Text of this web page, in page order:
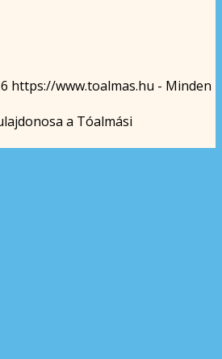
https://www.toalmas.hu - Minden
a Tóalmási